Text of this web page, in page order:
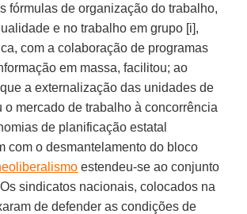
fórmulas de organização do trabalho,
e no trabalho em grupo [i],
com a colaboração de programas
em massa, facilitou; ao
a externalização das unidades de
o mercado de trabalho à concorrência
de planificação estatal
com o desmantelamento do bloco
estendeu-se ao conjunto
sindicatos nacionais, colocados na
de defender as condições de